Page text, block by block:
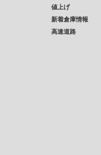
値上げ
新着倉庫情報
高速道路